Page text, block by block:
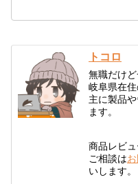
トコロ
無職だけ
岐阜県在住
主に製品
ます。
商品レビュ
ご相談は
いします。